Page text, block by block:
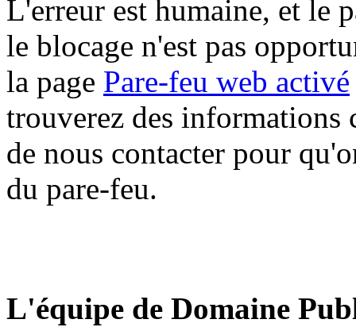
L'erreur est humaine, et le
le blocage n'est pas
la page Pare-feu web activé
trouverez des informations
de nous contacter pour
du pare-feu.
L'équipe de Domaine